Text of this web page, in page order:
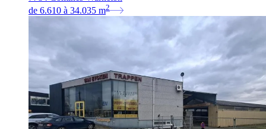
de 6.610 à 34.035 m2